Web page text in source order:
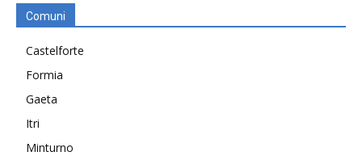
Comuni
Castelforte
Formia
Gaeta
Itri
Minturno